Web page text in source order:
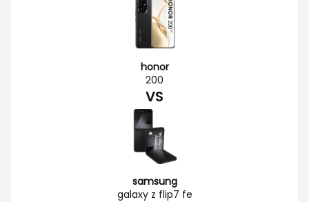
honor
200
VS
samsung
galaxy z flip7 fe